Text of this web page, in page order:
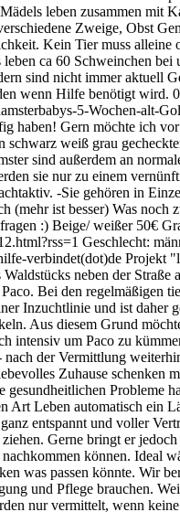
leben zusammen mit
Zweige, Obst
Kein Tier muss
ca 60 Schweinchen
sind nicht immer aktuell
wenn Hilfe benötigt
5-Wochen-alt-
Gern möchte ich
weiß grau
sind außerdem an
sie nur zu einem
-Sie gehören in
(mehr ist besser) Was
:) Beige/ weißer 50€
Geschlecht:
verbindet(dot)de Projekt
neben der
Bei den regelmäßigen
Inzuchtlinie und ist
Aus diesem Grund
intensiv um Paco zu
der Vermittlung
Zuhause
Leben automatisch ein
entspannt und voller
Gerne bringt er
können. Ideal
was passen könnte. Wir
und Pflege brauchen.
nur vermittelt, wenn